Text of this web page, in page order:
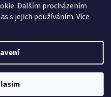
Dalším procházením
s jejich používáním. Více
Shoptet
. Všechna práva vyhrazena.